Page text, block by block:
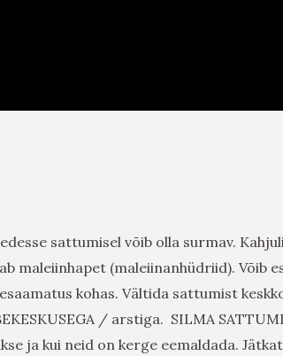
sattumisel võib olla surmav.
maleiinhapet (maleiinanhüdriid). Võib
kohas. Vältida sattumist
/ arstiga. SILMA
ja kui neid on kerge eemaldada.